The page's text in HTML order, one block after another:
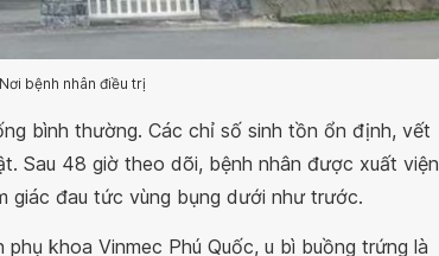
bệnh nhân điều trị
bình thường. Các chỉ số sinh tồn ổn định, vết
Sau 48 giờ theo dõi, bệnh nhân được xuất viện
giác đau tức vùng bụng dưới như trước.
khoa Vinmec Phú Quốc, u bì buồng trứng là